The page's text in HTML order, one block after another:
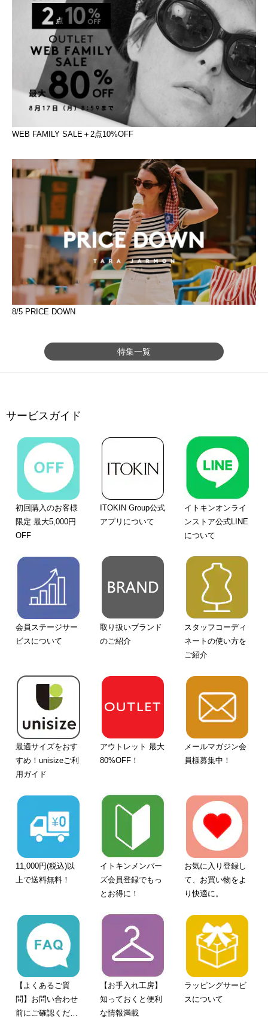
WEB FAMILY SALE＋2点10%OFF
8/5 PRICE DOWN
特集一覧
サービスガイド
初回購入のお客様
限定 最大5,000円
OFF
ITOKIN Group公式
アプリについて
イトキンオンライ
ンストア公式LINE
について
会員ステージサー
ビスについて
取り扱いブランド
のご紹介
スタッフコーディ
ネートの使い方を
ご紹介
最適サイズをおす
すめ！unisizeご利
用ガイド
アウトレット 最大
80%OFF！
メールマガジン会
員様募集中！
11,000円(税込)以
上で送料無料！
イトキンメンバー
ズ会員登録でもっ
とお得に！
お気に入り登録し
て、お買い物をよ
り快適に。
【よくあるご質
問】お問い合わせ
前にご確認くださ
【お手入れ工房】
知っておくと便利
な情報満載
ラッピングサービ
スについて